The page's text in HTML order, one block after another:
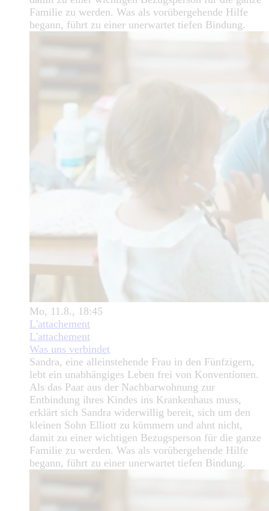
Familie zu werden. Was als vorübergehende Hilfe
begann, führt zu einer unerwartet tiefen Bindung.
Mo, 11.8., 18:45
L'attachement
L'attachement
Was uns verbindet
Sandra, eine alleinstehende Frau in den Fünfzigern,
lebt ein unabhängiges Leben frei von Konventionen.
Als das Paar aus der Nachbarwohnung zur
Entbindung ihres Kindes ins Krankenhaus muss,
erklärt sich Sandra widerwillig bereit, sich um den
kleinen Sohn Elliott zu kümmern und ahnt nicht,
damit zu einer wichtigen Bezugsperson für die ganze
Familie zu werden. Was als vorübergehende Hilfe
begann, führt zu einer unerwartet tiefen Bindung.